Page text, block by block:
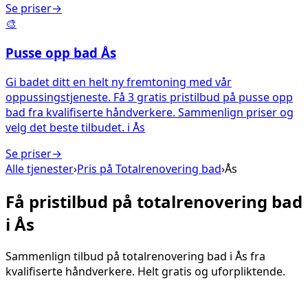
Se priser→
🎨
Pusse opp bad Ås
Gi badet ditt en helt ny fremtoning med vår
oppussingstjeneste. Få 3 gratis pristilbud på pusse opp
bad fra kvalifiserte håndverkere. Sammenlign priser og
velg det beste tilbudet. i Ås
Se priser→
Alle tjenester›Pris på Totalrenovering bad›Ås
Få pristilbud på totalrenovering bad
i Ås
Sammenlign tilbud på totalrenovering bad i Ås fra
kvalifiserte håndverkere. Helt gratis og uforpliktende.